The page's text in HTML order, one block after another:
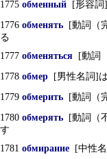
1775 обменный [形容詞
1776 обменять [動詞（
る
1777 обменяться [動詞
1778 обмер [男性名詞]
1779 обмерить [動詞（
1780 обмерять [動詞（
す
1781 обмирание [中性